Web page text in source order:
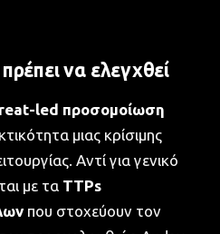
να ελεγχθεί
led προσομοίωση
μιας κρίσιμης
Αντί για γενικό
με τα TTPs
που στοχεύουν τον